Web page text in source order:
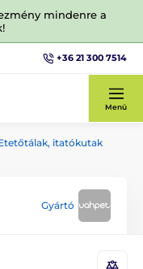
mindenre a
+36 21 300 7514
Menü
itatókutak
Gyártó